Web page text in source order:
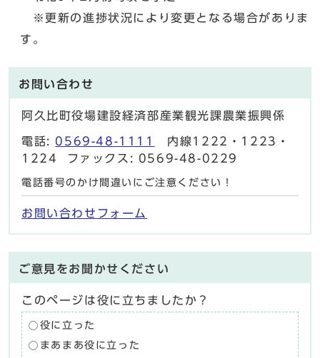
※更新の進捗状況により変更となる場合がありま
す。
お問い合わせ
阿久比町役場建設経済部産業観光課農業振興係
電話: 0569-48-1111
内線1222・1223・
1224 ファックス: 0569-48-0229
電話番号のかけ間違いにご注意ください！
お問い合わせフォーム
ご意見をお聞かせください
このページは役に立ちましたか？
役に立った
まあまあ役に立った